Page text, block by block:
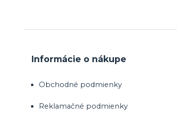
Informácie o nákupe
Obchodné podmienky
Reklamačné podmienky